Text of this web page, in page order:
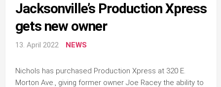
Jacksonville’s Production Xpress
gets new owner
13. April 2022 NEWS
Nichols has purchased Production Xpress at 320 E.
Morton Ave., giving former owner Joe Racey the ability to